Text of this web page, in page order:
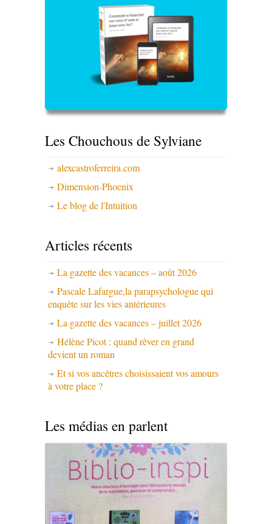
Les Chouchous de Sylviane
alexcastroferreira.com
Dimension-Phoenix
Le blog de l'Intuition
Articles récents
La gazette des vacances – août 2026
Pascale Lafargue,la parapsychologue qui
enquête sur les vies antérieures
La gazette des vacances – juillet 2026
Hélène Picot : quand rêver en grand
devient un roman
Et si vos ancêtres choisissaient vos amours
à votre place ?
Les médias en parlent